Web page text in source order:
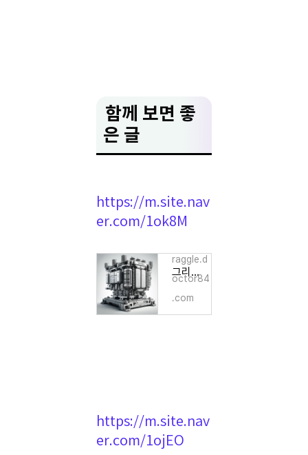
함께 보면 좋
은 글
https://m.site.nav
er.com/1ok8M
그리드위즈 공모주 청약 일정, 공모가 및 향후 주가 분석
raggle.d
octor84
.com
https://m.site.nav
er.com/1ojEO